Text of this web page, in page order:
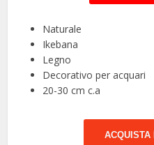
Naturale
Ikebana
Legno
Decorativo per acquari
20-30 cm c.a
ACQUISTA